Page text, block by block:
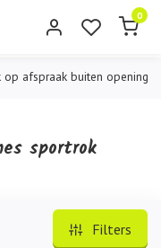
0
buiten openingstijden
sportrok
Filters